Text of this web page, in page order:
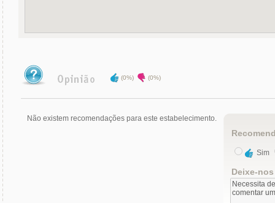
(0%) (0%)
Não existem recomendações para este estabelecimento.
Sim
Deixe-